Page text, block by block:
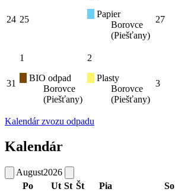
24 25
Papier
Borovce
(Piešťany)
27
31
1
BIO odpad
Borovce
(Piešťany)
2
Plasty
Borovce
(Piešťany)
3
Kalendár zvozu odpadu
Kalendár
August2026
Po
Ut St Št Pia So